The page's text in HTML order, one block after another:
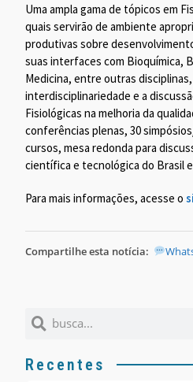
Uma ampla gama de tópicos em
quais servirão de ambiente
produtivas sobre
suas interfaces com Bioquímica,
Medicina, entre outras
interdisciplinariedade e a
Fisiológicas na melhoria da
conferências plenas, 30
cursos, mesa redonda para
científica e tecnológica do Brasil
Para mais informações, acesse o
Compartilhe esta notícia:
Recentes